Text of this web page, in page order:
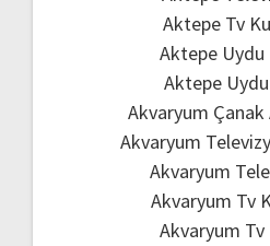
Aktepe Tv
Aktepe Uydu
Aktepe
Akvaryum Çanak
Akvaryum
Akvaryum
Akvaryum Tv
Akvaryum Tv